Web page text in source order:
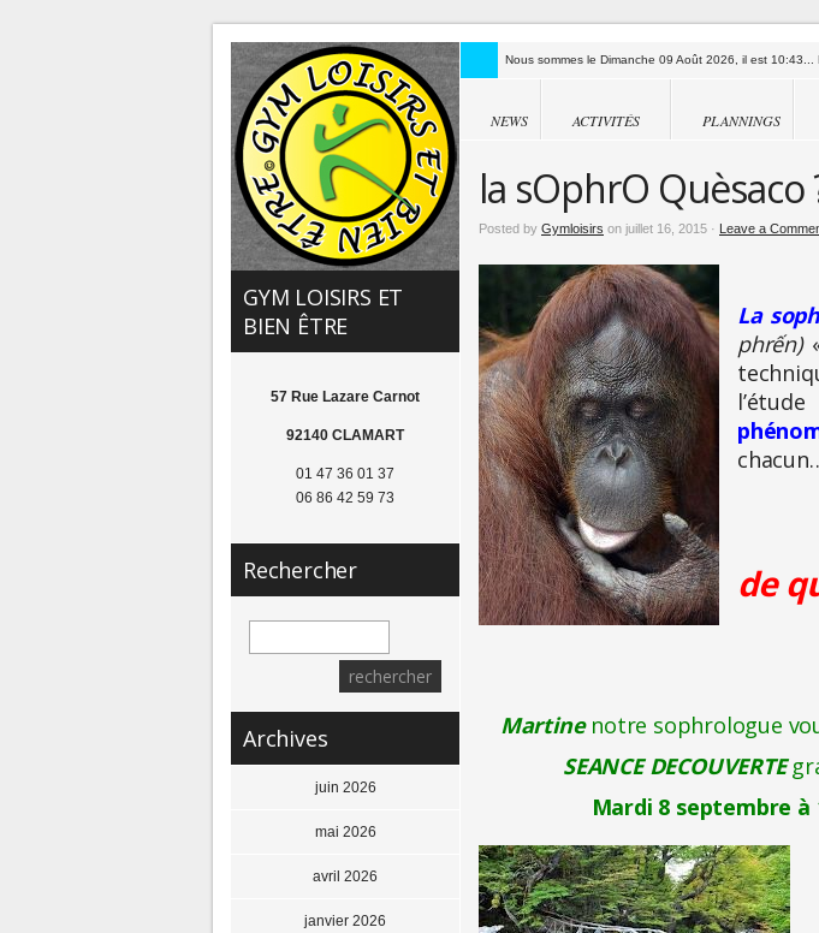
Nous sommes le Dimanche 09 Août 2026, il est
NEWS ACTIVITÉS PLANNINGS
la sOphrO Quèsaco
Posted by Gymloisirs on juillet 16, 2015 · Leave a
La
phrến)
de
Martinenotre sophrologue
SEANCE DECOUVERTE
Mardi 8 septembre à
GYM LOISIRS ET
BIEN ÊTRE
57 Rue Lazare Carnot
92140 CLAMART
01 47 36 01 37
06 86 42 59 73
Rechercher
Archives
juin 2026
mai 2026
avril 2026
janvier 2026